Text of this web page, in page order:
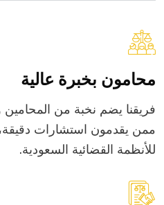
محامون بخبرة عالية
فريقنا يضم نخبة من المحامين
ممن يقدمون استشارات
للأنظمة القضائية السعودية.